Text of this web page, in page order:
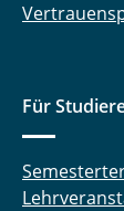
Für